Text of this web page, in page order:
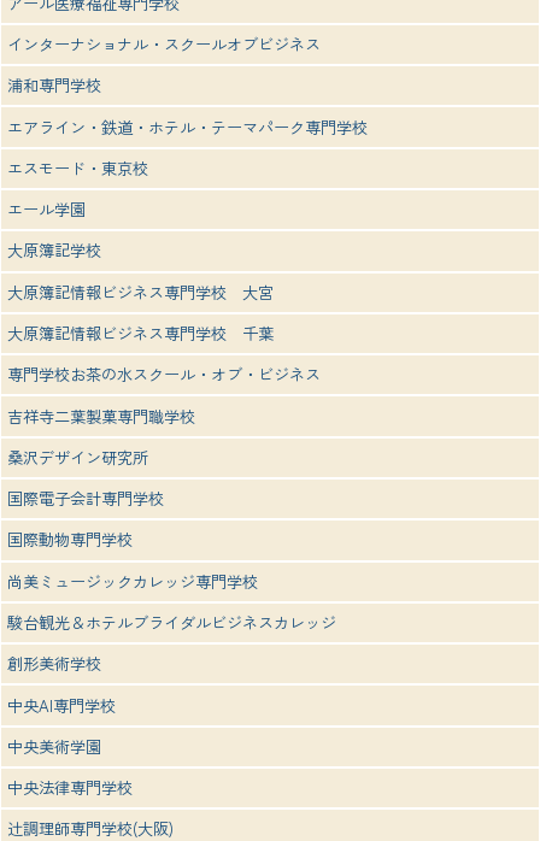
インターナショナル・スクールオブビジネス
浦和専門学校
エアライン・鉄道・ホテル・テーマパーク専門学校
エスモード・東京校
エール学園
大原簿記学校
大原簿記情報ビジネス専門学校 大宮
大原簿記情報ビジネス専門学校 千葉
専門学校お茶の水スクール・オブ・ビジネス
吉祥寺二葉製菓専門職学校
桑沢デザイン研究所
国際電子会計専門学校
国際動物専門学校
尚美ミュージックカレッジ専門学校
駿台観光＆ホテルブライダルビジネスカレッジ
創形美術学校
中央AI専門学校
中央美術学園
中央法律専門学校
辻調理師専門学校(大阪)